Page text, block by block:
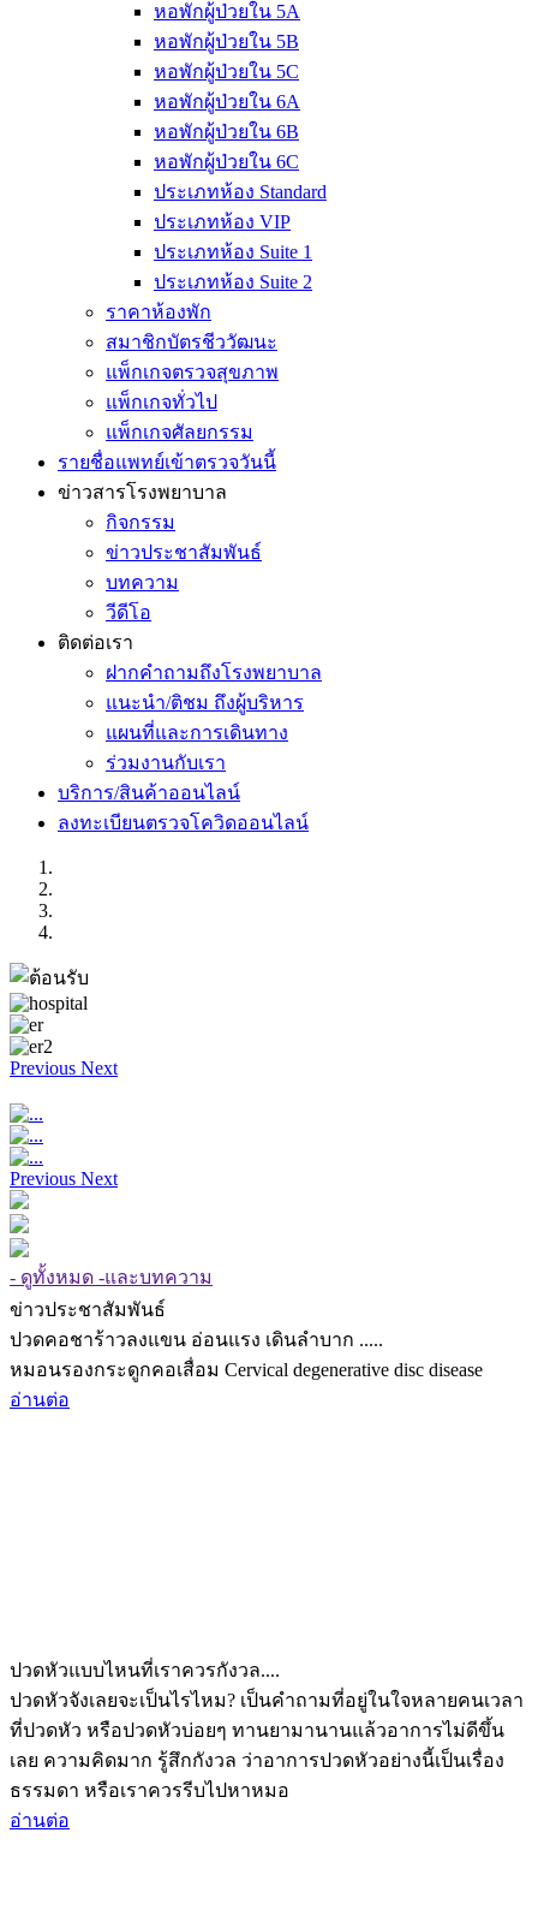
หอพักผู้ป่วยใน 5A
หอพักผู้ป่วยใน 5B
หอพักผู้ป่วยใน 5C
หอพักผู้ป่วยใน 6A
หอพักผู้ป่วยใน 6B
หอพักผู้ป่วยใน 6C
ประเภทห้อง Standard
ประเภทห้อง VIP
ประเภทห้อง Suite 1
ประเภทห้อง Suite 2
ราคาห้องพัก
สมาชิกบัตรชีววัฒนะ
แพ็กเกจตรวจสุขภาพ
แพ็กเกจทั่วไป
แพ็กเกจศัลยกรรม
รายชื่อแพทย์เข้าตรวจวันนี้
ข่าวสารโรงพยาบาล
กิจกรรม
ข่าวประชาสัมพันธ์
บทความ
วีดีโอ
ติดต่อเรา
ฝากคำถามถึงโรงพยาบาล
แนะนำ/ติชม ถึงผู้บริหาร
แผนที่และการเดินทาง
ร่วมงานกับเรา
บริการ/สินค้าออนไลน์
ลงทะเบียนตรวจโควิดออนไลน์
Previous Next
Previous Next
- ดูทั้งหมด -และบทความ
ข่าวประชาสัมพันธ์
ปวดคอชาร้าวลงแขน อ่อนแรง เดินลำบาก .....
หมอนรองกระดูกคอเสื่อม Cervical degenerative disc disease
อ่านต่อ
ปวดหัวแบบไหนที่เราควรกังวล....
ปวดหัวจังเลยจะเป็นไรไหม? เป็นคำถามที่อยู่ในใจหลายคนเวลา
ที่ปวดหัว หรือปวดหัวบ่อยๆ ทานยามานานแล้วอาการไม่ดีขึ้น
เลย ความคิดมาก รู้สึกกังวล ว่าอาการปวดหัวอย่างนี้เป็นเรื่อง
ธรรมดา หรือเราควรรีบไปหาหมอ
อ่านต่อ